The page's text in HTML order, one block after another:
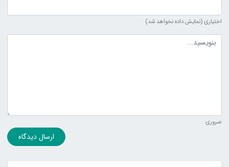
اختیاری (نمایش داده نخواهد شد)
متن دیدگاه
ضروری
ارسال دیدگاه